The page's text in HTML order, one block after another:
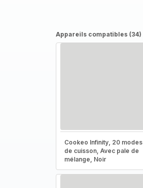
Appareils compatibles (34)
Cookeo Infinity, 20 modes
de cuisson, Avec pale de
mélange, Noir